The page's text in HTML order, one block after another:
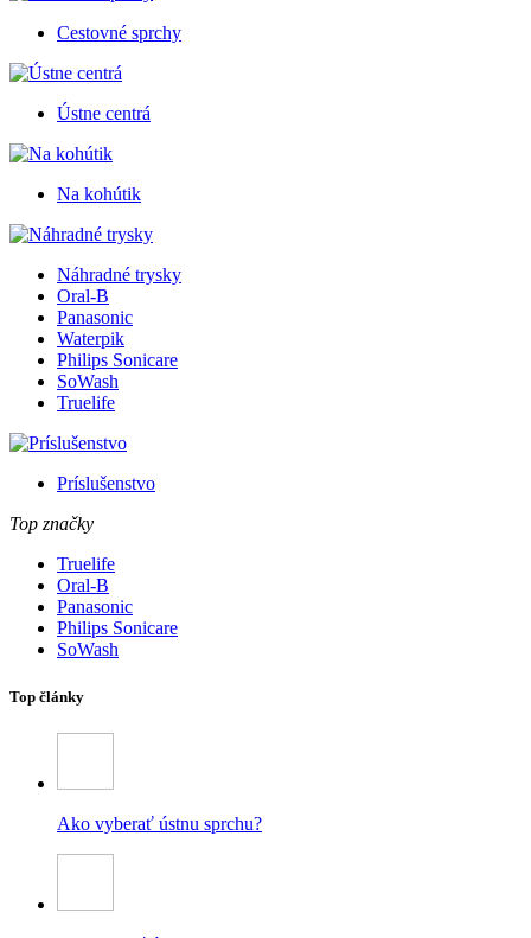
Cestovné sprchy
Ústne centrá
Na kohútik
Náhradné trysky
Oral-B
Panasonic
Waterpik
Philips Sonicare
SoWash
Truelife
Príslušenstvo
Top značky
Truelife
Oral-B
Panasonic
Philips Sonicare
SoWash
Top články
Ako vyberať ústnu sprchu?